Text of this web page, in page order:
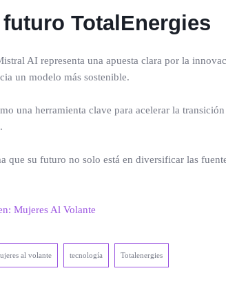
TotalEnergies
AI representa una apuesta clara por la
un modelo más sostenible.
una herramienta clave para acelerar la
que su futuro no solo está en diversificar las
Mujeres Al Volante
al volante tecnología Totalenergies